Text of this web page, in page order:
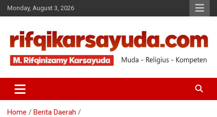
Monday, August 3, 2026
RIFQI KARSAYUDA
Home
Berita Daerah